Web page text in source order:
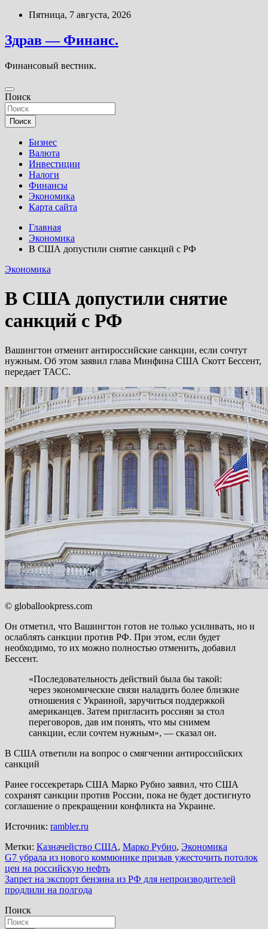
Перейти
содержимому
Пятница, 7 августа, 2026
Здрав — Финанс.
Финансовый вестник.
Поиск
Поиск
Бизнес
Валюта
Инвестиции
Налоги
Финансы
Экономика
Карта сайта
Главная
Экономика
В США допустили снятие санкций с РФ
Экономика
В США допустили снятие
санкций с РФ
Вашингтон отменит антироссийские санкции, если сочтут
нужным. Об этом заявил глава Минфина США Скотт Бессент,
передает ТАСС.
© globallookpress.com
Он отметил, что Вашингтон готов не только усиливать, но и
ослаблять санкции против РФ. При этом, если будет
необходимо, то их можно полностью отменить, добавил
Бессент.
«Последовательность действий была бы такой:
через экономические связи наладить более близкие
отношения с Украиной, заручиться поддержкой
американцев. Затем пригласить россиян за стол
переговоров, дав им понять, что мы снимем
санкции, если сочтем нужным», — сказал он.
В США ответили на вопрос о смягчении антироссийских
санкций
Ранее госсекретарь США Марко Рубио заявил, что США
сохранят санкции против России, пока не будет достигнуто
соглашение о прекращении конфликта на Украине.
Источник: rambler.ru
Метки: Казначейство США, Марко Рубио, Экономика
Навигация
по
записям
G7 убрала из нового коммюнике призыв ужесточить потолок
цен на российскую нефть
Запрет на экспорт бензина из РФ для непроизводителей
продлили на полгода
Поиск